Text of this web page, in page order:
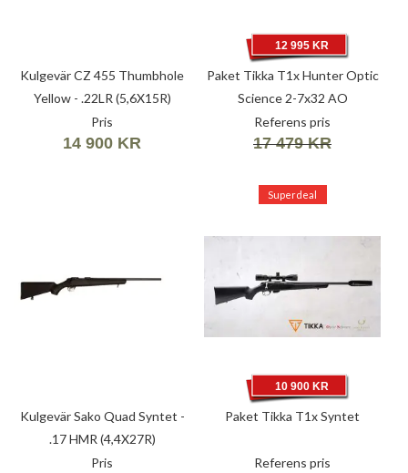
Kulgevär CZ 455 Thumbhole
Yellow - .22LR (5,6X15R)
Pris
14 900 KR
Paket Tikka T1x Hunter Optic
Science 2-7x32 AO
Freyr&Devik 88
12 995 KR
Referens pris
17 479 KR
Kulgevär Sako Quad Syntet -
.17 HMR (4,4X27R)
Pris
Superdeal
Paket Tikka T1x Syntet
10 900 KR
Referens pris